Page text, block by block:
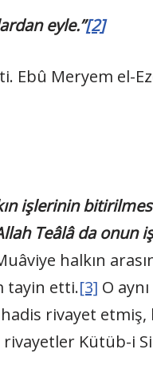
eyle.”[2]
Ebû Meryem el-
işlerinin
Teâlâ da
halkın
tayin etti.[3] O
rivayet etmiş,
Kütüb-i